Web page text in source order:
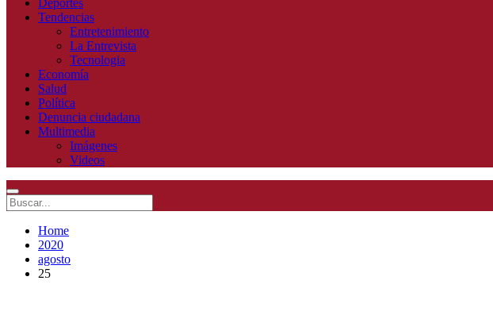
Deportes
Tendencias
Entretenimiento
La Entrevista
Tecnologia
Economía
Salud
Política
Denuncia ciudadana
Multimedia
Imágenes
Videos
Home
2020
agosto
25